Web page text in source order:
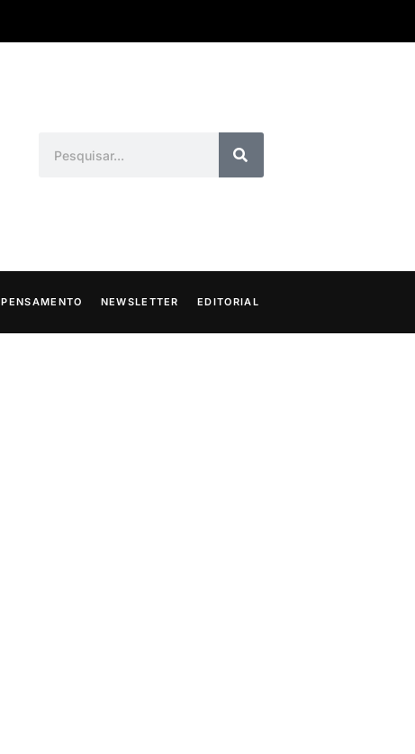
PENSAMENTO NEWSLETTER EDITORIAL